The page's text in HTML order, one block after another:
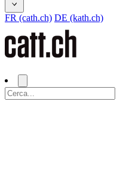
FR (cath.ch) DE (kath.ch)